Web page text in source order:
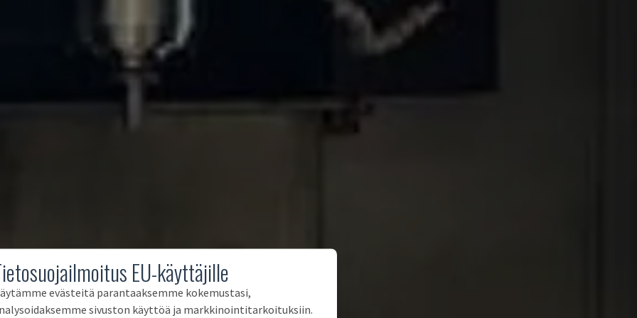
EU-käyttäjille
evästeitä parantaaksemme kokemustasi,
sivuston käyttöä ja markkinointitarkoituksiin.